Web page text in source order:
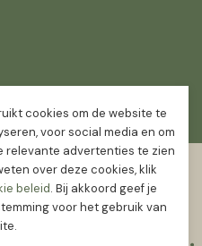
cookies om de website te
voor social media en om
relevante advertenties te zien
over deze cookies, klik
beleid. Bij akkoord geef je
voor het gebruik van